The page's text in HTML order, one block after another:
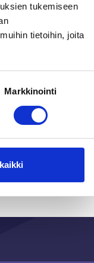
tukemiseen
tietoihin, joita
Markkinointi